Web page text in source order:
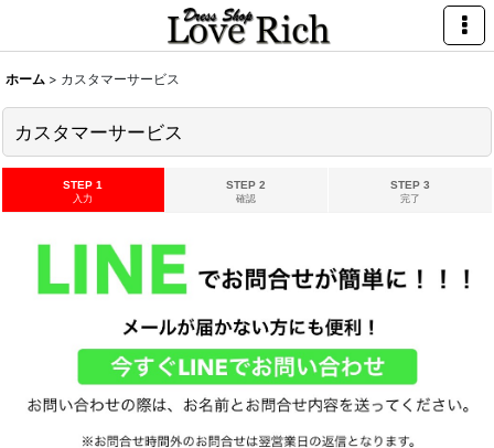
ホーム > カスタマーサービス
カスタマーサービス
STEP 1
入力
STEP 2
確認
STEP 3
完了